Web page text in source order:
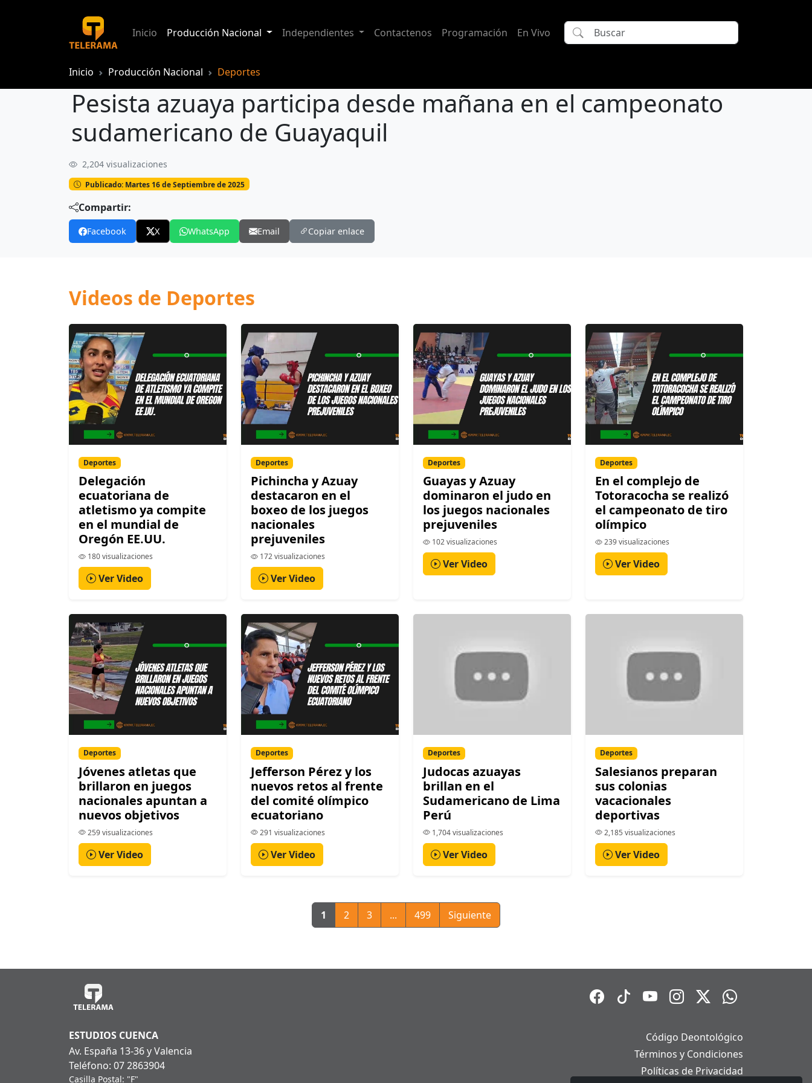
Inicio Producción Nacional Independientes Contactenos Programación En Vivo
Inicio Producción Nacional Deportes
Pesista azuaya participa desde mañana en el campeonato
sudamericano de Guayaquil
2,204 visualizaciones
Publicado: Martes 16 de Septiembre de 2025
Compartir:
Facebook X WhatsApp Email Copiar enlace
Videos de Deportes
Deportes
Delegación
ecuatoriana de
atletismo ya compite
en el mundial de
Oregón EE.UU.
180 visualizaciones
Ver Video
Deportes
Pichincha y Azuay
destacaron en el
boxeo de los juegos
nacionales
prejuveniles
172 visualizaciones
Ver Video
Deportes
Guayas y Azuay
dominaron el judo en
los juegos nacionales
prejuveniles
102 visualizaciones
Ver Video
Deportes
En el complejo de
Totoracocha se realizó
el campeonato de tiro
olímpico
239 visualizaciones
Ver Video
Deportes
Jóvenes atletas que
brillaron en juegos
nacionales apuntan a
nuevos objetivos
259 visualizaciones
Ver Video
Deportes
Jefferson Pérez y los
nuevos retos al frente
del comité olímpico
ecuatoriano
291 visualizaciones
Ver Video
Deportes
Judocas azuayas
brillan en el
Sudamericano de Lima
Perú
1,704 visualizaciones
Ver Video
Deportes
Salesianos preparan
sus colonias
vacacionales
deportivas
2,185 visualizaciones
Ver Video
1 2 3 ... 499 Siguiente
ESTUDIOS CUENCA
Av. España 13-36 y Valencia
Teléfono: 07 2863904
Casilla Postal: "F"
Código Deontológico
Términos y Condiciones
Políticas de Privacidad